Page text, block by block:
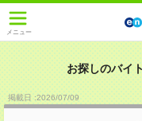
メニュー
お探しのバイ
掲載日 :2026/07/09